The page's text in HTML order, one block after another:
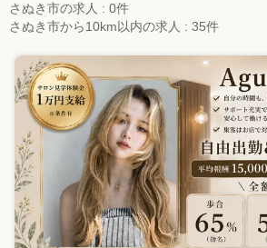
さぬき市の求人 : 0件
さぬき市から10km以内の求人 : 35件